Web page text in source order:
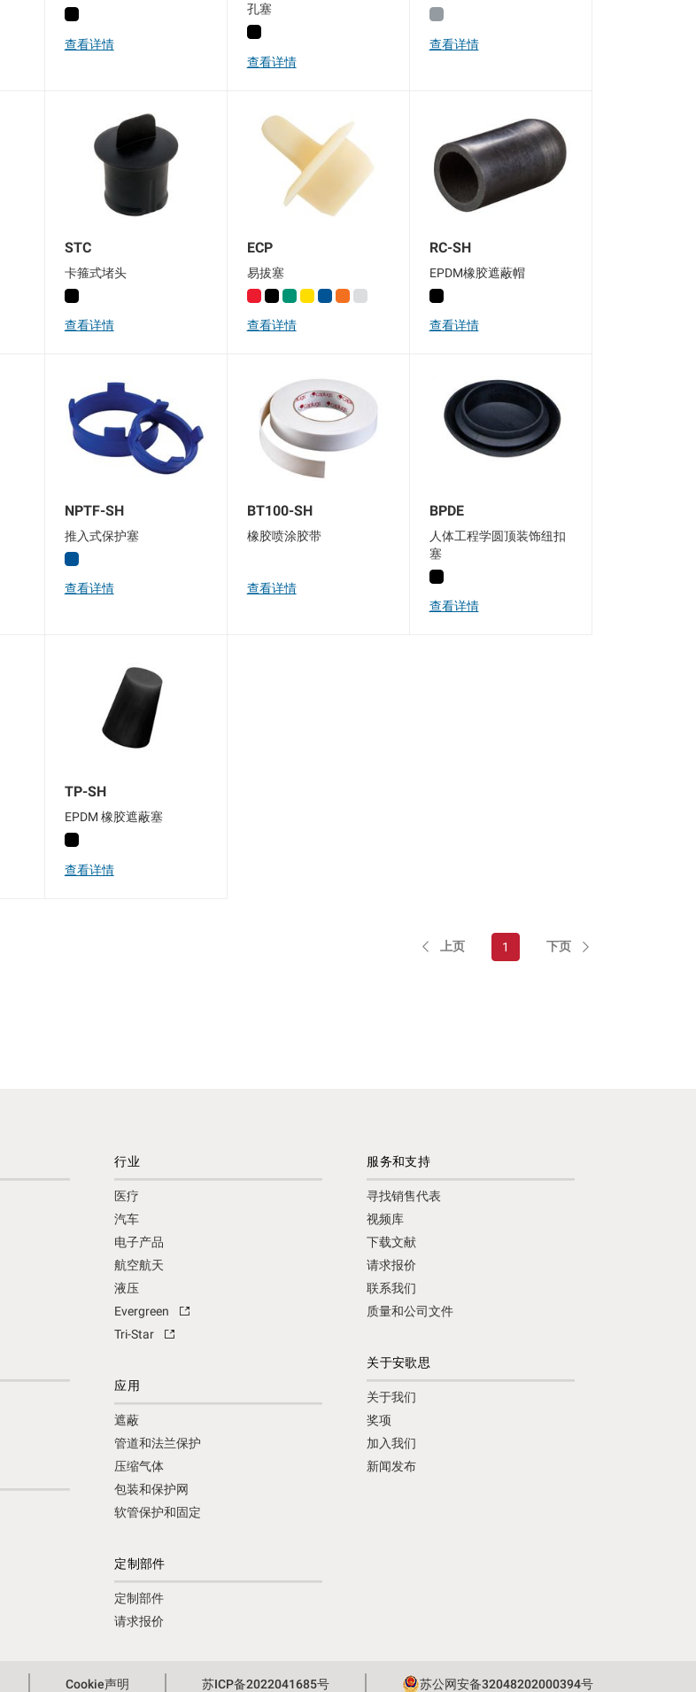
查看详情
孔塞
查看详情
查看详情
STC
卡箍式堵头
查看详情
ECP
易拔塞
查看详情
RC-SH
EPDM橡胶遮蔽帽
查看详情
NPTF-SH
推入式保护塞
查看详情
BT100-SH
橡胶喷涂胶带
查看详情
BPDE
人体工程学圆顶装饰纽扣
塞
查看详情
TP-SH
EPDM 橡胶遮蔽塞
查看详情
上页 1 下页
行业
医疗
汽车
电子产品
航空航天
液压
Evergreen
Tri-Star
应用
遮蔽
管道和法兰保护
压缩气体
包装和保护网
软管保护和固定
定制部件
定制部件
请求报价
服务和支持
寻找销售代表
视频库
下载文献
请求报价
联系我们
质量和公司文件
关于安歌思
关于我们
奖项
加入我们
新闻发布
Cookie声明 苏ICP备2022041685号 苏公网安备32048202000394号